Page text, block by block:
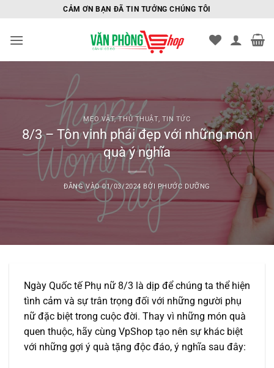
nội
CẢM ƠN BẠN ĐÃ TIN TƯỞNG CHÚNG TÔI
MẸO VẶT,THỦ THUẬT, TIN TỨC
8/3 – Tôn vinh phái đẹp với những món
quà ý nghĩa
ĐĂNG VÀO01/03/2024 BỞI PHƯỚC DƯỠNG
Ngày Quốc tế Phụ nữ 8/3 là dịp để chúng ta thể hiện
tình cảm và sự trân trọng đối với những người phụ
nữ đặc biệt trong cuộc đời. Thay vì những món quà
quen thuộc, hãy cùng VpShop tạo nên sự khác biệt
với những gợi ý quà tặng độc đáo, ý nghĩa sau đây: